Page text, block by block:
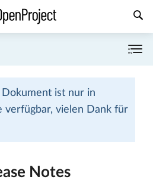
ist nur in
verfügbar, vielen Dank für
Notes